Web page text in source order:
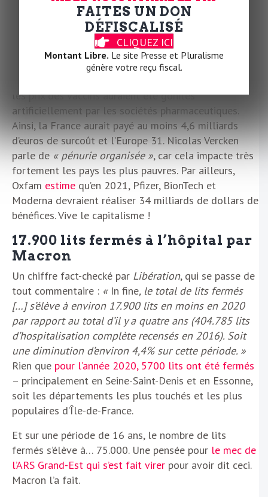
que la Chine qui ment ?
4,6 milliards d’euros de surcoût
pour le vaccin
Selon Nicolas Vercken, directeur des campagnes et du
les prix des vaccins auraient été gonflés
artificiellement par les sociétés pharmaceutiques.
Ainsi, la France aurait payé au moins 4,6 milliards
d’euros de surcoût et l’Europe 31. Nicolas Vercken
parle de « pénurie organisée », car cela impacte très
fortement les pays les plus pauvres. Par ailleurs,
Oxfam estime qu’en 2021, Pfizer, BionTech et
Moderna devraient réaliser 34 milliards de dollars de
bénéfices. Vive le capitalisme !
17.900 lits fermés à l’hôpital par
Macron
Un chiffre fact-checké par Libération, qui se passe de
tout commentaire : « In fine, le total de lits fermés
[…] s’élève à environ 17.900 lits en moins en 2020
par rapport au total d’il y a quatre ans (404.785 lits
d’hospitalisation complète recensés en 2016). Soit
une diminution d’environ 4,4% sur cette période. »
Rien que pour l’année 2020, 5700 lits ont été fermés
– principalement en Seine-Saint-Denis et en Essonne,
soit les départements les plus touchés et les plus
populaires d’Île-de-France.
Et sur une période de 16 ans, le nombre de lits
fermés s’élève à… 75.000. Une pensée pour le mec de
l’ARS Grand-Est qui s’est fait virer pour avoir dit ceci.
Macron l’a fait.
FAITES UN DON
DÉFISCALISÉ
CLIQUEZ ICI
Montant Libre. Le site Presse et Pluralisme
génère votre reçu fiscal.